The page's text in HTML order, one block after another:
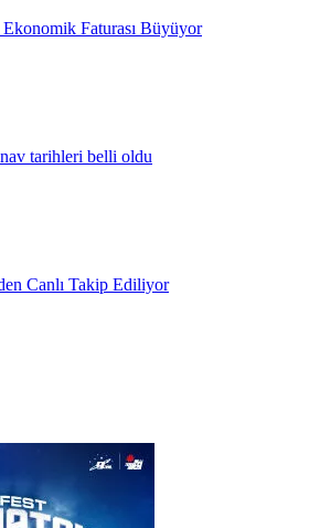
Ekonomik Faturası Büyüyor
tarihleri belli oldu
Canlı Takip Ediliyor